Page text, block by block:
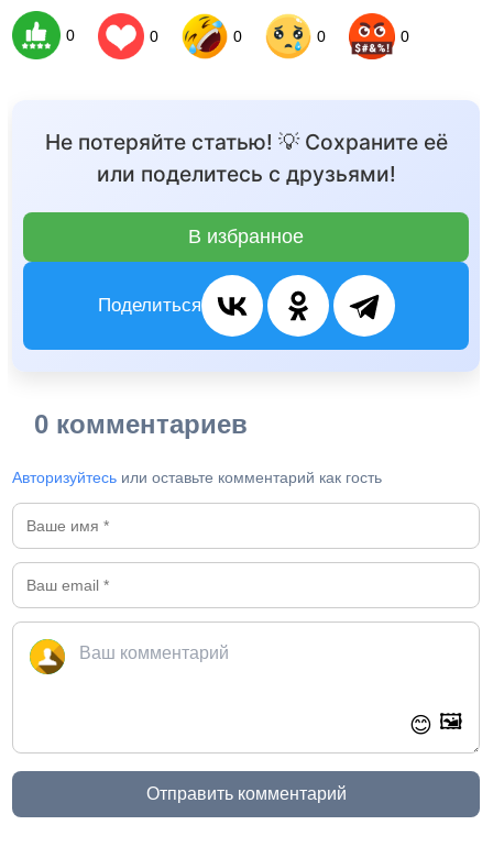
0 0 0 0 0
Не потеряйте статью! 💡 Сохраните её
или поделитесь с друзьями!
В избранное
Поделиться
0 комментариев
Авторизуйтесь или оставьте комментарий как гость
😊 🖼️
Отправить комментарий